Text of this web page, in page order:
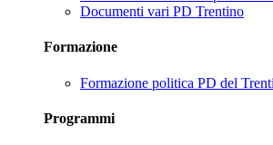
Documenti vari PD Trentino
Formazione
Formazione politica PD del
Programmi